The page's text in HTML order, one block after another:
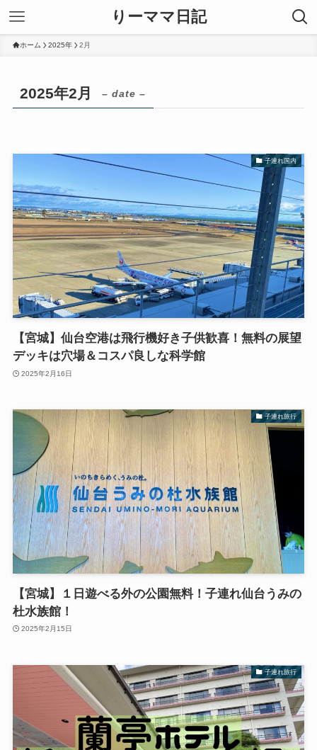
りーママ日記
ホーム 2025年 2月
2025年2月 – date –
子連れ国内
【宮城】仙台空港は飛行機好き子供歓喜！無料の展望
デッキは穴場＆コスパ良しな科学館
2025年2月16日
子連れ旅行
【宮城】１日遊べる外の公園無料！子連れ仙台うみの
杜水族館！
2025年2月15日
子連れ旅行